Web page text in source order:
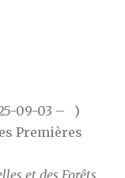
09-03 – )
Premières
et des Forêts